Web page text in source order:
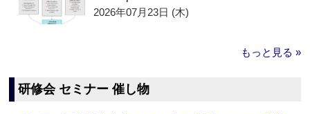
2026年07月23日 (木)
もっと見る »
研修会 セミナー 催し物